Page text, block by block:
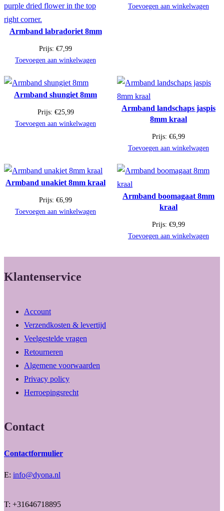
Armband labradoriet 8mm
Prijs: €7,99
Toevoegen aan winkelwagen
Toevoegen aan winkelwagen
Armband shungiet 8mm
Prijs: €25,99
Toevoegen aan winkelwagen
Armband landschaps jaspis
8mm kraal
Prijs: €6,99
Toevoegen aan winkelwagen
Armband unakiet 8mm kraal
Prijs: €6,99
Toevoegen aan winkelwagen
Armband boomagaat 8mm
kraal
Prijs: €9,99
Toevoegen aan winkelwagen
Klantenservice
Account
Verzendkosten & levertijd
Veelgestelde vragen
Retourneren
Algemene voorwaarden
Privacy policy
Herroepingsrecht
Contact
Contactformulier
E: info@dyona.nl
T: +31646718895